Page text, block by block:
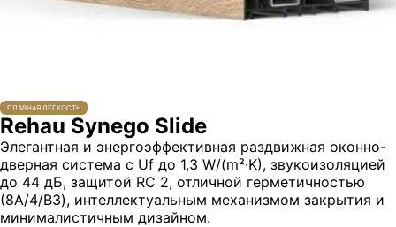
ПЛАВНАЯ ЛЁГКОСТЬ
Rehau Synego Slide
Элегантная и энергоэффективная раздвижная оконно-
дверная система с Uf до 1,3 W/(m²·K), звукоизоляцией
до 44 дБ, защитой RC 2, отличной герметичностью
(8A/4/B3), интеллектуальным механизмом закрытия и
минималистичным дизайном.